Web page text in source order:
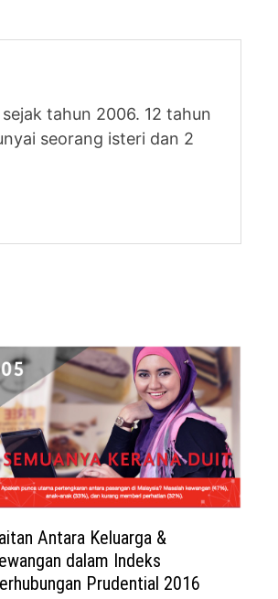
tahun 2006. 12 tahun
seorang isteri dan 2
Antara Keluarga &
dalam Indeks
Prudential 2016